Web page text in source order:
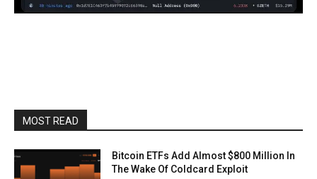
MOST READ
Bitcoin ETFs Add Almost $800 Million In
The Wake Of Coldcard Exploit